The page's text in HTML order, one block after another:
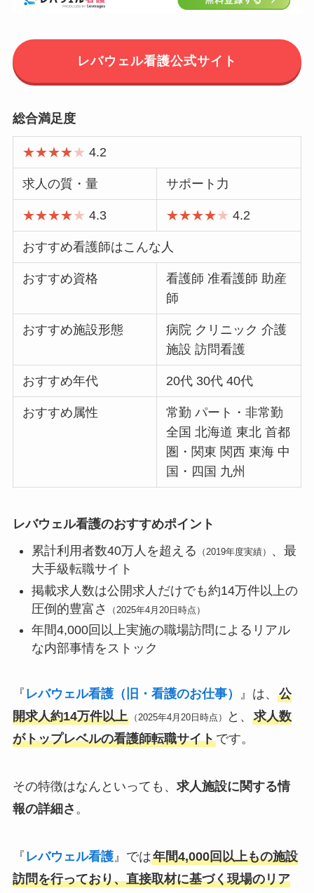
レバウェル看護公式サイト
総合満足度
★★★★★ 4.2
求人の質・量 サポート力
★★★★★ 4.3 ★★★★★ 4.2
おすすめ看護師はこんな人
おすすめ資格
看護師 准看護師 助産
師
おすすめ施設形態
病院 クリニック 介護
施設 訪問看護
おすすめ年代 20代 30代 40代
おすすめ属性
常勤 パート・非常勤
全国 北海道 東北 首都
圏・関東 関西 東海 中
国・四国 九州
レバウェル看護のおすすめポイント
累計利用者数40万人を超える
（2019年度実績）
、最
大手級転職サイト
掲載求人数は公開求人だけでも約14万件以上の
圧倒的豊富さ
（2025年4月20日時点）
年間4,000回以上実施の職場訪問によるリアル
な内部事情をストック
『 レバウェル看護（旧・看護のお仕事） 』は、 公
開求人約14万件以上（2025年4月20日時点） と、 求人数
がトップレベルの看護師転職サイトです。
その特徴はなんといっても、 求人施設に関する情
報の詳細さ 。
『 レバウェル看護』では年間4,000回以上もの施設
訪問を行っており、直接取材に基づく現場のリア